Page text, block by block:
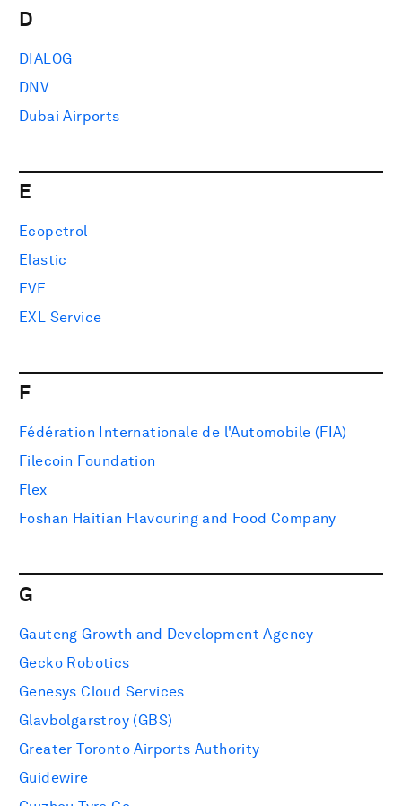
D
DIALOG
DNV
Dubai Airports
E
Ecopetrol
Elastic
EVE
EXL Service
F
Fédération Internationale de l'Automobile (FIA)
Filecoin Foundation
Flex
Foshan Haitian Flavouring and Food Company
G
Gauteng Growth and Development Agency
Gecko Robotics
Genesys Cloud Services
Glavbolgarstroy (GBS)
Greater Toronto Airports Authority
Guidewire